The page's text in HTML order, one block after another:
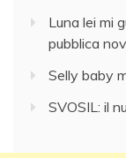
Luna lei mi
pubblica
Selly baby
SVOSIL: il